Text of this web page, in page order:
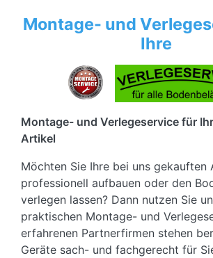
Montage- und
Ihre
Montage- und Verlegeservice für
Artikel
Möchten Sie Ihre bei uns gekauften
professionell aufbauen oder den
verlegen lassen? Dann nutzen Sie
praktischen Montage- und
erfahrenen Partnerfirmen stehen
Geräte sach- und fachgerecht für